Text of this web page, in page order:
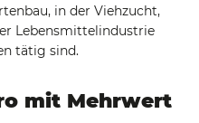
in der Viehzucht,
Lebensmittelindustrie
tätig sind.
mit Mehrwert